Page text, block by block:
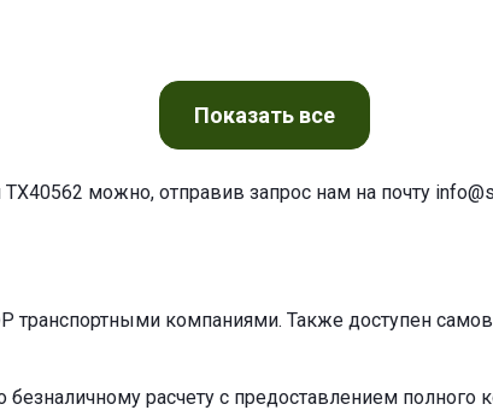
Показатьвсе
можно, отправив запрос нам на почту
компаниями. Также доступен
безналичному расчету с предоставлением